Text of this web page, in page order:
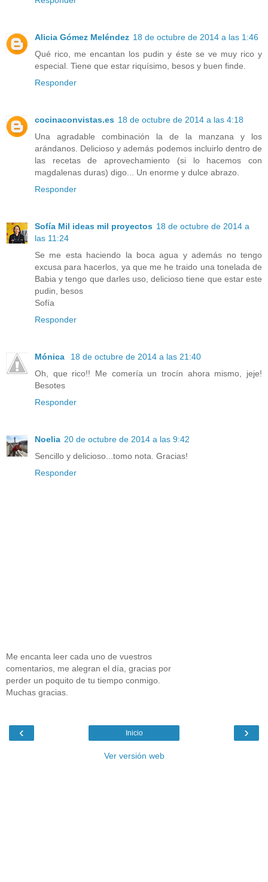
Alicia Gómez Meléndez 18 de octubre de 2014 a las 1:46
Qué rico, me encantan los pudin y éste se ve muy rico y
especial. Tiene que estar riquísimo, besos y buen finde.
Responder
cocinaconvistas.es 18 de octubre de 2014 a las 4:18
Una agradable combinación la de la manzana y los
arándanos. Delicioso y además podemos incluirlo dentro de
las recetas de aprovechamiento (si lo hacemos con
magdalenas duras) digo... Un enorme y dulce abrazo.
Responder
Sofía Mil ideas mil proyectos 18 de octubre de 2014 a
las 11:24
Se me esta haciendo la boca agua y además no tengo
excusa para hacerlos, ya que me he traido una tonelada de
Babia y tengo que darles uso, delicioso tiene que estar este
pudin, besos
Sofía
Responder
Mónica
18 de octubre de 2014 a las 21:40
Oh, que rico!! Me comería un trocín ahora mismo, jeje!
Besotes
Responder
Noelia 20 de octubre de 2014 a las 9:42
Sencillo y delicioso...tomo nota. Gracias!
Responder
Me encanta leer cada uno de vuestros
comentarios, me alegran el día, gracias por
perder un poquito de tu tiempo conmigo.
Muchas gracias.
‹ ›
Inicio
Ver versión web